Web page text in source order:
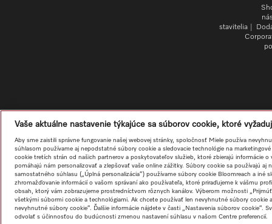
stavitelia
Vaše aktuálne nastavenie týkajúce sa súborov cookie, ktoré
Aby sme zaistili správne fungovanie našej webovej stránky, spoločnosť Miele používa
súhlasom používame aj nepodstatné súbory cookie a sledovacie technológie na
cookie tretích strán od našich partnerov a poskytovateľov služieb, ktoré zbierajú informácie o
pomáhajú nám personalizovať a zlepšovať vaše online zážitky. Súbory cookie sa používajú aj
samostatného súhlasu („Úplná personalizácia“) používame súbory cookie Bloomreach a iné
zhromažďovanie informácií o vašom správaní ako používateľa, ktoré priraďujeme k vášmu
obsah, ktorý vám zobrazujeme prostredníctvom rôznych kanálov. Výberom možnosti
všetkými súbormi cookie a technológiami. Ak chcete používať len nevyhnutné súbory cookie
nevyhnutné súbory cookie“. Ďalšie informácie nájdete v časti „Nastavenia súborov cookie“.
odvolať s účinnosťou do budúcnosti zmenou nastavení súhlasu v našom Centre preferencií.